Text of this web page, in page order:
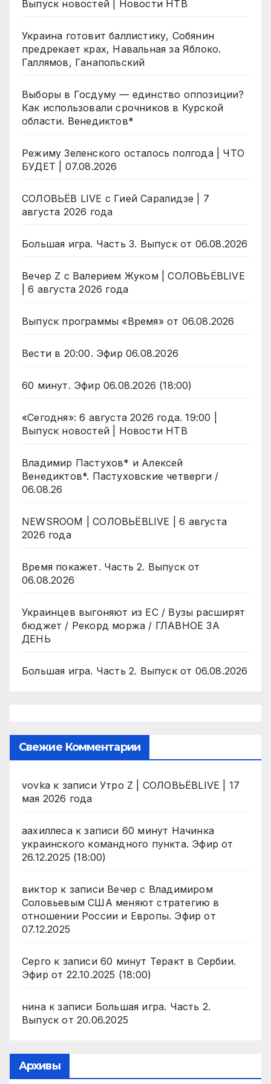
Выпуск новостей | Новости НТВ
Украина готовит баллистику, Собянин
предрекает крах, Навальная за Яблоко.
Галлямов, Ганапольский
Выборы в Госдуму — единство оппозиции?
Как использовали срочников в Курской
области. Венедиктов*
Режиму Зеленского осталось полгода | ЧТО
БУДЕТ | 07.08.2026
СОЛОВЬЁВ LIVE с Гией Саралидзе | 7
августа 2026 года
Большая игра. Часть 3. Выпуск от 06.08.2026
Вечер Z с Валерием Жуком | СОЛОВЬЁВLIVE
| 6 августа 2026 года
Выпуск программы «Время» от 06.08.2026
Вести в 20:00. Эфир 06.08.2026
60 минут. Эфир 06.08.2026 (18:00)
«Сегодня»: 6 августа 2026 года. 19:00 |
Выпуск новостей | Новости НТВ
Владимир Пастухов* и Алексей
Венедиктов*. Пастуховские четверги /
06.08.26
NEWSROOM | СОЛОВЬЁВLIVE | 6 августа
2026 года
Время покажет. Часть 2. Выпуск от
06.08.2026
Украинцев выгоняют из ЕС / Вузы расширят
бюджет / Рекорд моржа / ГЛАВНОЕ ЗА
ДЕНЬ
Большая игра. Часть 2. Выпуск от 06.08.2026
Свежие Комментарии
vovka к записи Утро Z | СОЛОВЬЁВLIVE | 17
мая 2026 года
аахиллесак записи 60 минут Начинка
украинского командного пункта. Эфир от
26.12.2025 (18:00)
виктор к записи Вечер с Владимиром
Соловьевым США меняют стратегию в
отношении России и Европы. Эфир от
07.12.2025
Серго к записи 60 минут Теракт в Сербии.
Эфир от 22.10.2025 (18:00)
нинак записи Большая игра. Часть 2.
Выпуск от 20.06.2025
Архивы